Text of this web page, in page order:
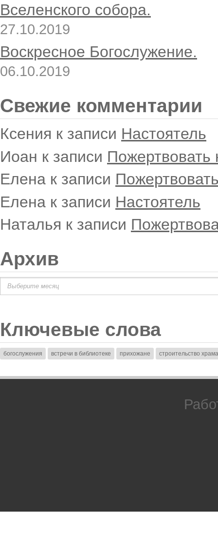
Вселенского собора.
27.10.2019
Воскресное Богослужение.
06.10.2019
Свежие комментарии
Ксения к записи Настоятель
Иоан к записи Пожертвовать
Елена к записи
Елена к записи Настоятель
Наталья к записи
Архив
Архив
Ключевые слова
богослужения встречи в библиотеке прихожане строительство храма